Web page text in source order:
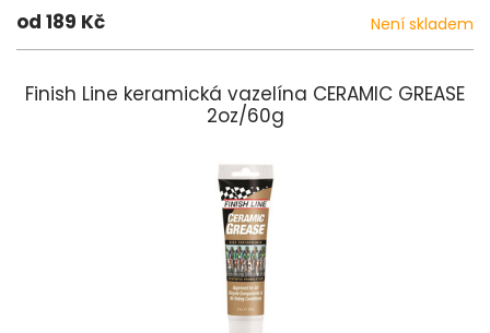
od 189 Kč Není skladem
Finish Line keramická vazelína CERAMIC GREASE
2oz/60g